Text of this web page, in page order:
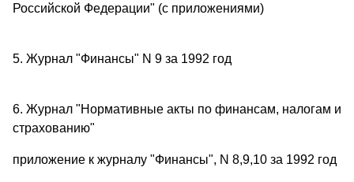
Российской Федерации" (с приложениями)
5. Жyрнал "Финансы" N 9 за 1992 год
6. Жyрнал "Нормативные акты по финансам, налогам и
страхованию"
приложение к жyрналy "Финансы", N 8,9,10 за 1992 год